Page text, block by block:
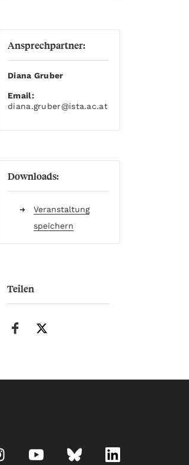
Ansprechpartner:
Diana Gruber
Email:
diana.gruber@ista.ac.at
Downloads:
Veranstaltung
speichern
Teilen